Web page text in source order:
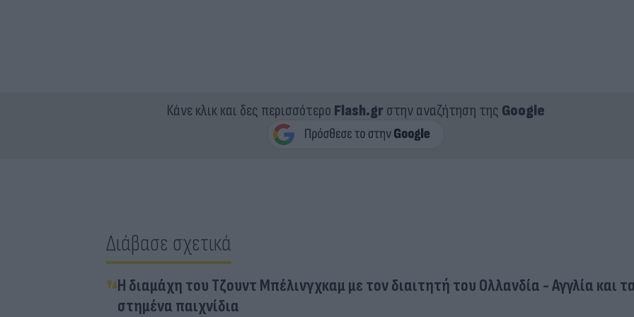
Κάνε κλικ και δες περισσότερο Flash.grστην αναζήτηση της Google
Διάβασε σχετικά
Η διαμάχη του Τζουντ Μπέλινγχκαμ με τον διαιτητή του Ολλανδία - Αγγλία και
στημένα παιχνίδια